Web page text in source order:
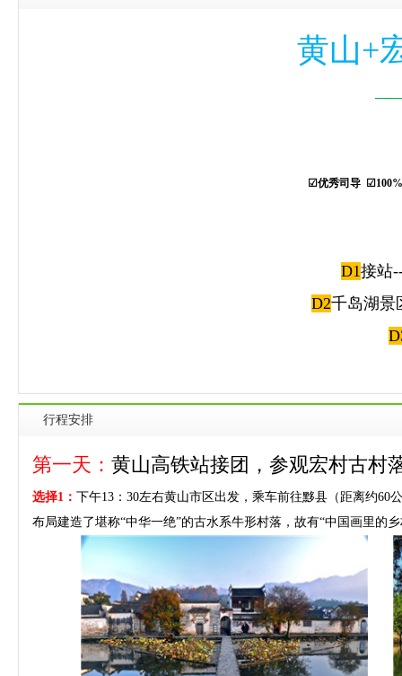
黄山+
☑优秀司导
D1接站
D2千岛湖景
行程安排
第一天： 黄山高铁站接团，参观宏村古村
选择1： 下午13：30左右黄山市区出发，乘车前往黟县（距离约
布局建造了堪称“中华一绝”的古水系牛形村落，故有“中国画里的